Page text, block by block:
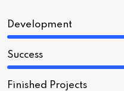
Development
Success
Finished Projects